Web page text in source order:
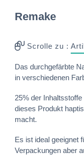
Remake
Scrolle zu :
Das durchgefärbte
in verschiedenen
25% der
dieses Produkt
macht.
Es ist ideal geeignet
Verpackungen aber